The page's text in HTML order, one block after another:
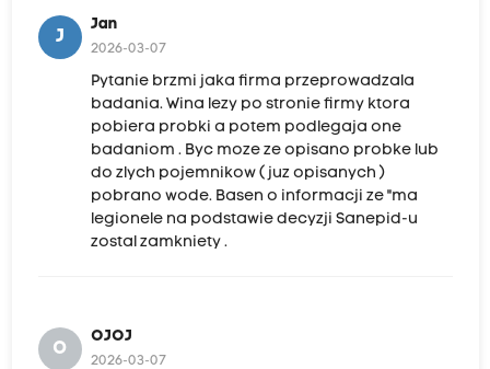
J
Jan
2026-03-07
Pytanie brzmi jaka firma przeprowadzala
badania. Wina lezy po stronie firmy ktora
pobiera probki a potem podlegaja one
badaniom . Byc moze ze opisano probke lub
do zlych pojemnikow ( juz opisanych )
pobrano wode. Basen o informacji ze "ma
legionele na podstawie decyzji Sanepid-u
zostal zamkniety .
O
OJOJ
2026-03-07